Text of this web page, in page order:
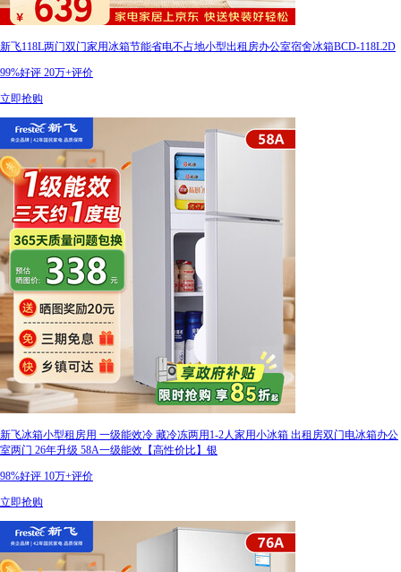
新飞118L两门双门家用冰箱节能省电不占地小型出租房办公室宿舍冰箱BCD-118L2D
99%好评 20万+评价
立即抢购
新飞冰箱小型租房用 一级能效冷 藏冷冻两用1-2人家用小冰箱 出租房双门电冰箱办公
室两门 26年升级 58A一级能效【高性价比】银
98%好评 10万+评价
立即抢购